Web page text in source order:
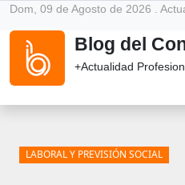
Dom, 09 de Agosto de 2026 .
Blog del
+Actualidad
LABORAL Y PREVISIÓN SOCIAL